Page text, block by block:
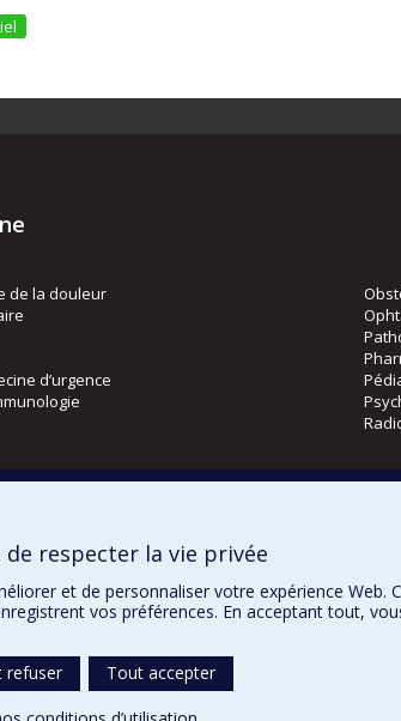
de la douleur
d’urgence
de respecter la vie privée
et de personnaliser votre expérience
vos préférences. En acceptant tout,
refuser
Tout accepter